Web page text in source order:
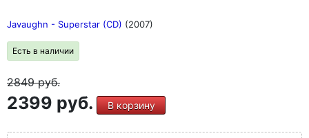
Javaughn - Superstar (CD) (2007)
Есть в наличии
2849руб.
2399 руб. В корзину